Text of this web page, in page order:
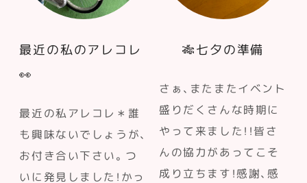
最近の私のアレコレ
👀
最近の私アレコレ＊誰
も興味ないでしょうが、
お付き合い下さい。つ
いに発見しました！かっ
🎋七夕の準備
さぁ、またまたイベント
盛りだくさんな時期に
やって来ました！！皆さ
んの協力があってこそ
成り立ちます！感謝、感